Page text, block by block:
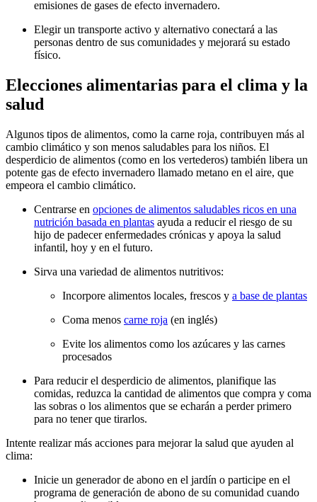
emisiones de gases de efecto invernadero.
Elegir un transporte activo y alternativo conectará a las
personas dentro de sus comunidades y mejorará su estado
físico.
Elecciones alimentarias para el clima y la
salud
Algunos tipos de alimentos, como la carne roja, contribuyen más al
cambio climático y son menos saludables para los niños. El
desperdicio de alimentos (como en los vertederos) también libera un
potente gas de efecto invernadero llamado metano en el aire, que
empeora el cambio climático.
Centrarse en opciones de alimentos saludables ricos en una
nutrición basada en plantas ayuda a reducir el riesgo de su
hijo de padecer enfermedades crónicas y apoya la salud
infantil, hoy y en el futuro.
Sirva una variedad de alimentos nutritivos:
Incorpore alimentos locales, frescos y a base de plantas
Coma menos carne roja (en inglés)
Evite los alimentos como los azúcares y las carnes
procesados
Para reducir el desperdicio de alimentos, planifique las
comidas, reduzca la cantidad de alimentos que compra y coma
las sobras o los alimentos que se echarán a perder primero
para no tener que tirarlos.
Intente realizar más acciones para mejorar la salud que ayuden al
clima:
Inicie un generador de abono en el jardín o participe en el
programa de generación de abono de su comunidad cuando